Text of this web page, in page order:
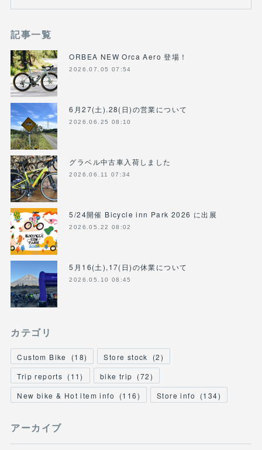
記事一覧
ORBEA NEW Orca Aero 登場！
2026.07.05 07:54
6月27(土).28(日)の営業について
2026.06.25 08:10
グラベル中古車入荷しました
2026.06.11 07:34
5/24開催 Bicycle inn Park 2026 に出展
2026.05.22 08:02
5月16(土),17(日)の休業について
2026.05.10 08:45
カテゴリ
Custom Bike (18) Store stock (2)
Trip reports (11) bike trip (72)
New bike & Hot item info
(116) Store info (134)
アーカイブ